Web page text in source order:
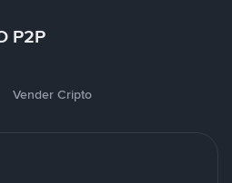
P2P
Vender Cripto